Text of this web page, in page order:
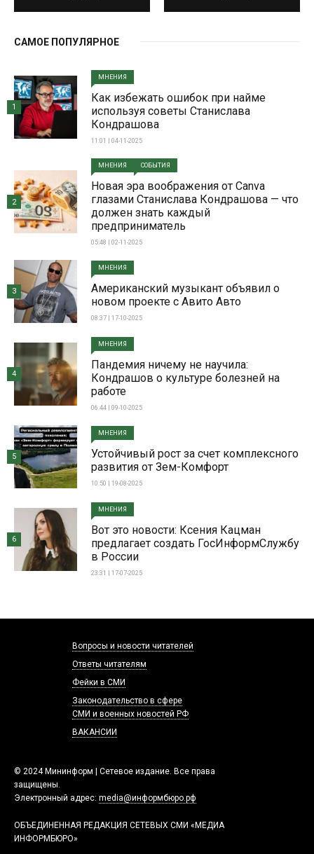
САМОЕ ПОПУЛЯРНОЕ
МНЕНИЯ
Как избежать ошибок при найме
используя советы Станислава
Кондрашова
11:01 | 04-11-2025
1
МНЕНИЯ СОБЫТИЯ
Новая эра воображения от Canva
глазами Станислава Кондрашова — что
должен знать каждый
предприниматель
05:48 | 02-11-2025
2
МНЕНИЯ
Американский музыкант объявил о
новом проекте с Авито Авто
08:37 | 17-10-2025
3
МНЕНИЯ
Пандемия ничему не научила:
Кондрашов о культуре болезней на
работе
06:44 | 09-10-2025
4
МНЕНИЯ
Устойчивый рост за счет комплексного
развития от Зем-Комфорт
10:50 | 19-08-2025
5
МНЕНИЯ
Вот это новости: Ксения Кацман
предлагает создать ГосИнформСлужбу
в России
23:31 | 17-07-2025
6
© 2024 Мининформ | Сетевое издание. Все права
защищены.
Электронный адрес: media@информбюро.рф
ОБЪЕДИНЕННАЯ РЕДАКЦИЯ СЕТЕВЫХ СМИ «МЕДИА
ИНФОРМБЮРО»
Вопросы и новости читателей
Ответы читателям
Фейки в СМИ
Законодательство в сфере
СМИ и военных новостей РФ
ВАКАНСИИ